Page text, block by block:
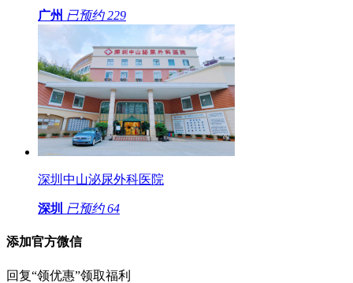
广州 已预约 229
深圳中山泌尿外科医院
深圳 已预约 64
添加官方微信
回复“领优惠”领取福利